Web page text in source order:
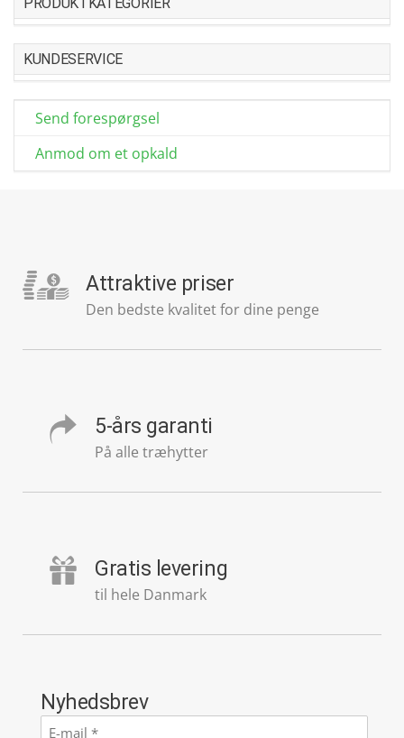
KUNDESERVICE
Send forespørgsel
Anmod om et opkald
Attraktive priser
Den bedste kvalitet for dine penge
5-års garanti
På alle træhytter
Gratis levering
til hele Danmark
Nyhedsbrev
E-